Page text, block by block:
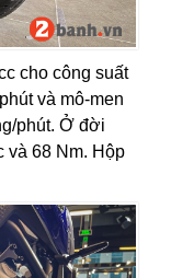
cho công suất
và mô-men
phút. Ở đời
và 68 Nm. Hộp